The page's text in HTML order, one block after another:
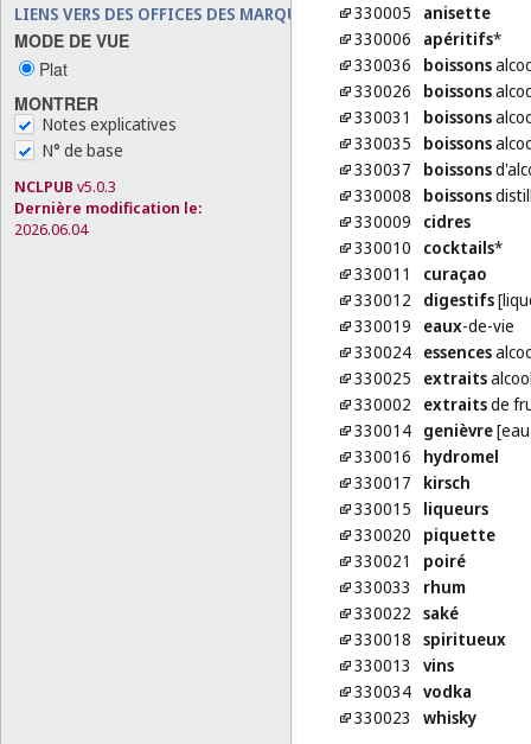
LIENS VERS DES OFFICES DES MARQUES
MODE DE VUE
Plat
MONTRER
Notes explicatives
N° de base
NCLPUB v5.0.3
Dernière modification le:
2026.06.04
330005
anisette
330006
apéritifs*
330036
boissons
330026
boissons
330031
boissons
330035
boissons
330037
boissons
330008
boissons
330009
cidres
330010
cocktails*
330011
curaçao
330012
digestifs
330019
eaux-de-vie
330024 essences
330025
extraits
330002
extraitsde
330014 genièvre
330016
hydromel
330017
kirsch
330015
liqueurs
330020
piquette
330021
poiré
330033
rhum
330022 saké
330018 spiritueux
330013
vins
330034 vodka
330023
whisky